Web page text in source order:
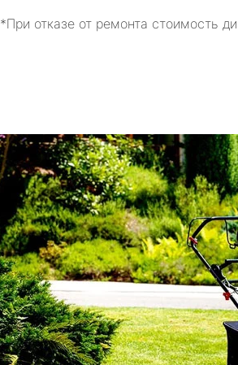
*При отказе от ремонта стоимость